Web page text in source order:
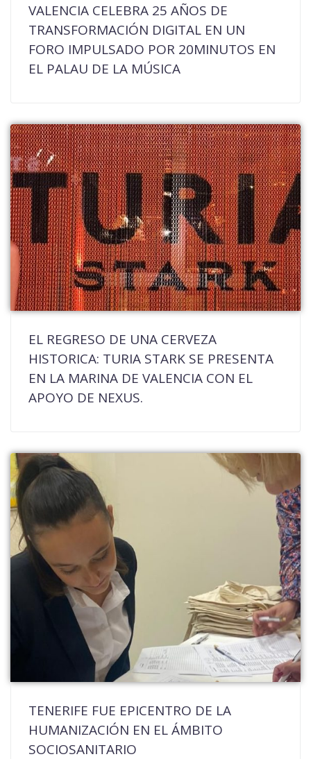
VALENCIA CELEBRA 25 AÑOS DE
TRANSFORMACIÓN DIGITAL EN UN
FORO IMPULSADO POR 20MINUTOS EN
EL PALAU DE LA MÚSICA
EL REGRESO DE UNA CERVEZA
HISTORICA: TURIA STARK SE PRESENTA
EN LA MARINA DE VALENCIA CON EL
APOYO DE NEXUS.
TENERIFE FUE EPICENTRO DE LA
HUMANIZACIÓN EN EL ÁMBITO
SOCIOSANITARIO